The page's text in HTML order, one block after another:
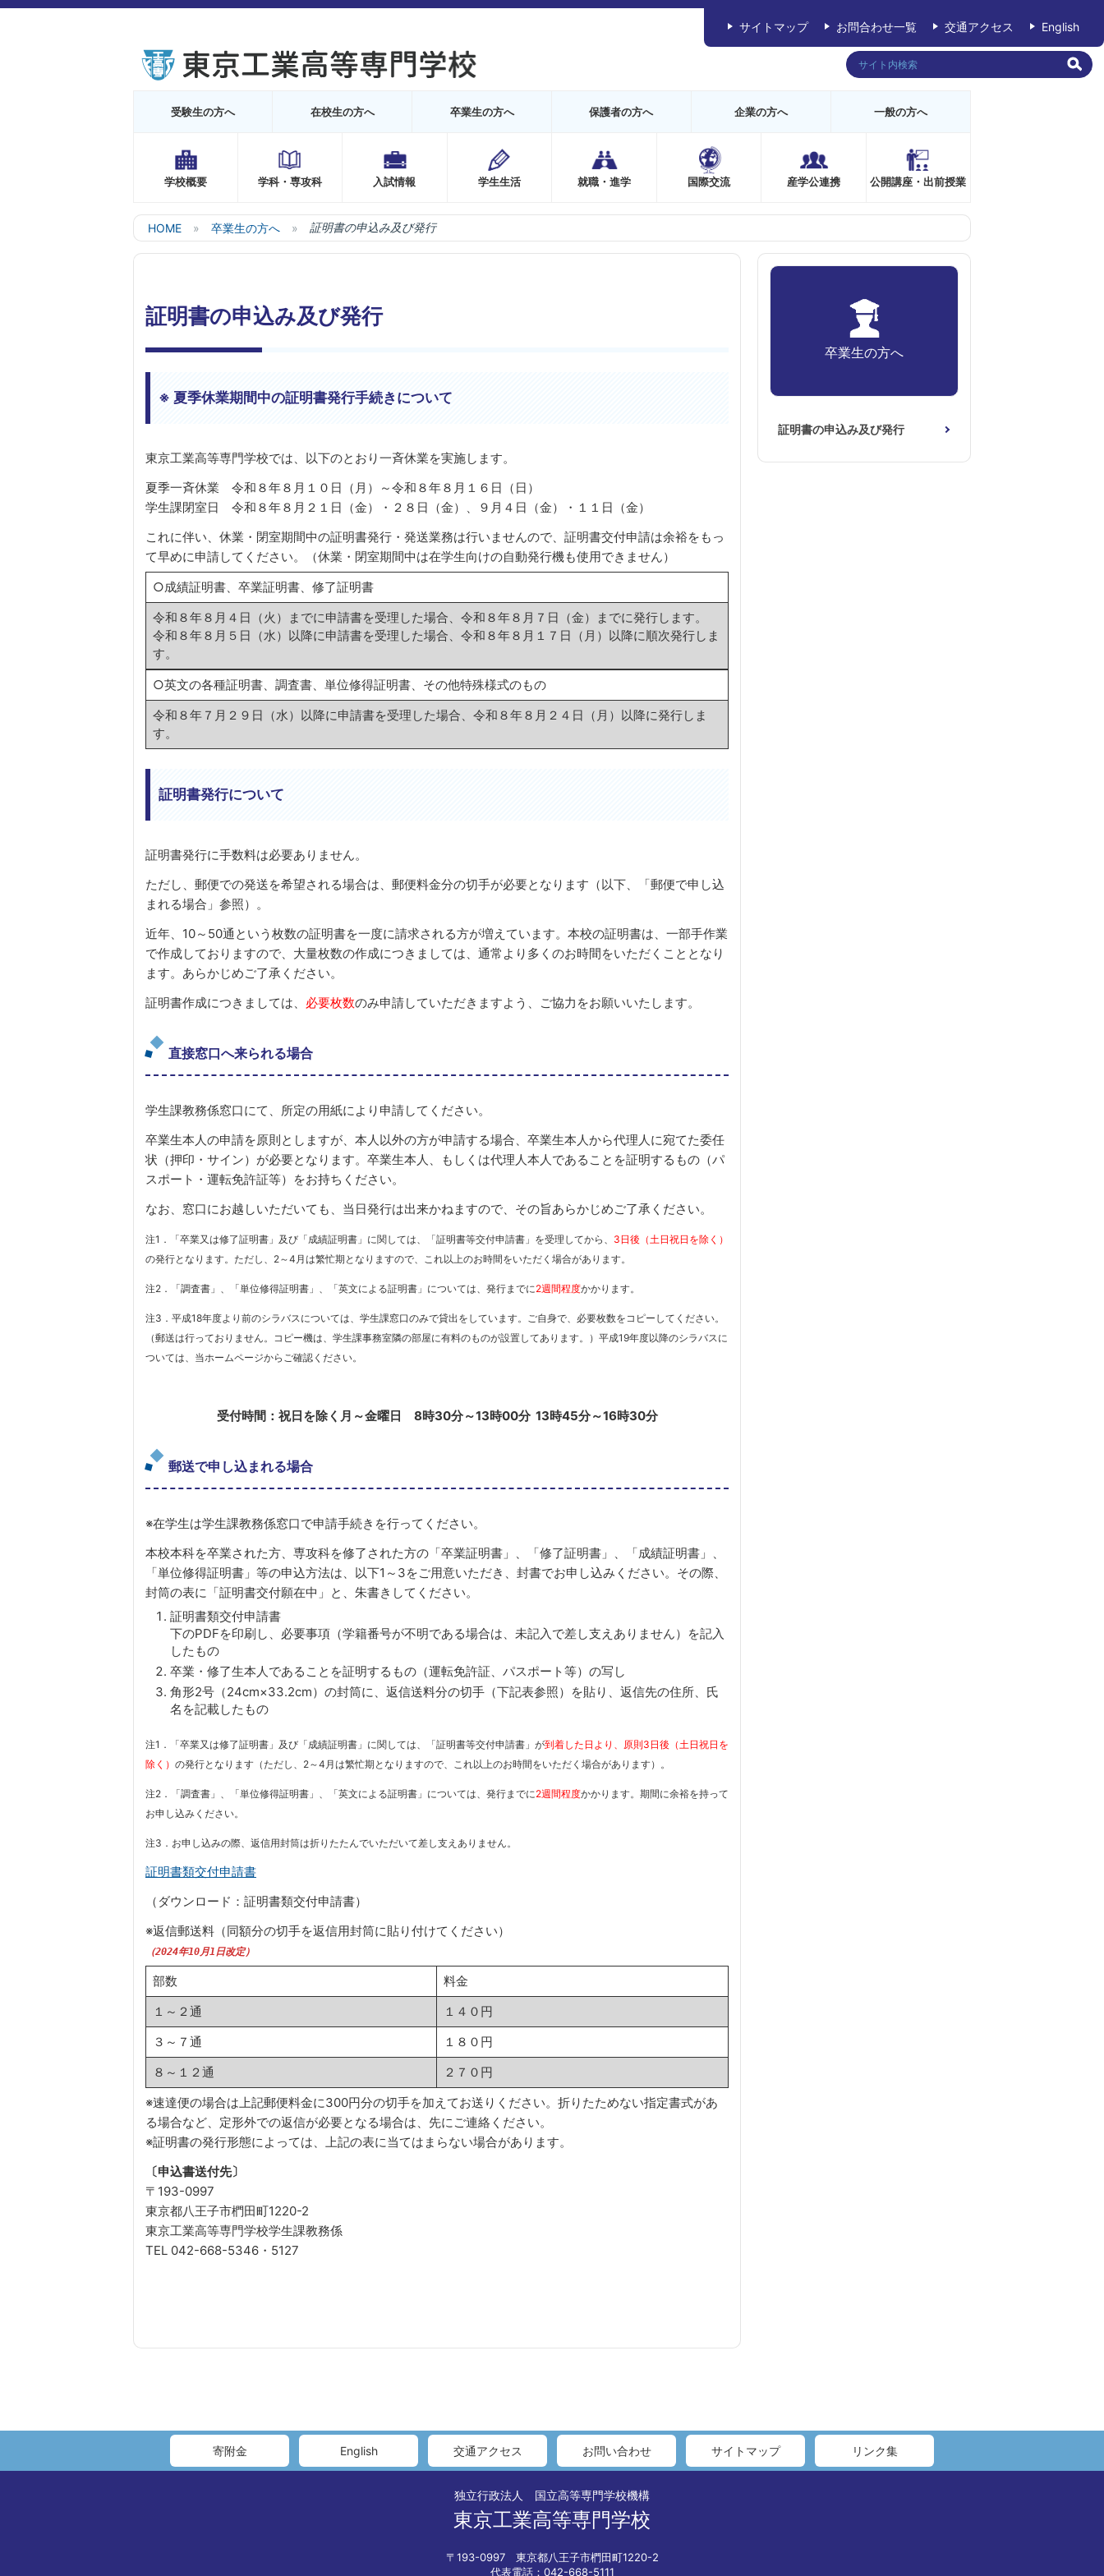
受験生の方へ 在校生の方へ 卒業生の方へ 保護者の方へ 企業の方へ 一般の方へ
学校概要 学科・専攻科 入試情報 学生生活 就職・進学 国際交流 産学公連携 公開講座・出前授業
サイトマップ お問合わせ一覧 交通アクセス English
HOME 卒業生の方へ 証明書の申込み及び発行
証明書の申込み及び発行
※ 夏季休業期間中の証明書発行手続きについて
東京工業高等専門学校では、以下のとおり一斉休業を実施します。
夏季一斉休業 令和８年８月１０日（月）～令和８年８月１６日（日）
学生課閉室日 令和８年８月２１日（金）・２８日（金）、９月４日（金）・１１日（金）
これに伴い、休業・閉室期間中の証明書発行・発送業務は行いませんので、証明書交付申請は余裕をもっ
て早めに申請してください。（休業・閉室期間中は在学生向けの自動発行機も使用できません）
○成績証明書、卒業証明書、修了証明書
令和８年８月４日（火）までに申請書を受理した場合、令和８年８月７日（金）までに発行します。
令和８年８月５日（水）以降に申請書を受理した場合、令和８年８月１７日（月）以降に順次発行しま
す。
○英文の各種証明書、調査書、単位修得証明書、その他特殊様式のもの
令和８年７月２９日（水）以降に申請書を受理した場合、令和８年８月２４日（月）以降に発行しま
す。
証明書発行について
証明書発行に手数料は必要ありません。
ただし、郵便での発送を希望される場合は、郵便料金分の切手が必要となります（以下、「郵便で申し込
まれる場合」参照）。
近年、10～50通という枚数の証明書を一度に請求される方が増えています。本校の証明書は、一部手作業
で作成しておりますので、大量枚数の作成につきましては、通常より多くのお時間をいただくこととなり
ます。あらかじめご了承ください。
証明書作成につきましては、 必要枚数のみ申請していただきますよう、ご協力をお願いいたします。
直接窓口へ来られる場合
学生課教務係窓口にて、所定の用紙により申請してください。
卒業生本人の申請を原則としますが、本人以外の方が申請する場合、卒業生本人から代理人に宛てた委任
状（押印・サイン）が必要となります。卒業生本人、もしくは代理人本人であることを証明するもの（パ
スポート・運転免許証等）をお持ちください。
なお、窓口にお越しいただいても、当日発行は出来かねますので、その旨あらかじめご了承ください。
注1．「卒業又は修了証明書」及び「成績証明書」に関しては、「証明書等交付申請書」を受理してから、 3日後（土日祝日を除く）
の発行となります。ただし、2～4月は繁忙期となりますので、これ以上のお時間をいただく場合があります。
注2．「調査書」、「単位修得証明書」、「英文による証明書」については、発行までに2週間程度かかります。
注3．平成18年度より前のシラバスについては、学生課窓口のみで貸出をしています。ご自身で、必要枚数をコピーしてください。
（郵送は行っておりません。コピー機は、学生課事務室隣の部屋に有料のものが設置してあります。）平成19年度以降のシラバスに
ついては、当ホームページからご確認ください。
受付時間：祝日を除く月～金曜日 8時30分～13時00分 13時45分～16時30分
郵送で申し込まれる場合
※在学生は学生課教務係窓口で申請手続きを行ってください。
本校本科を卒業された方、専攻科を修了された方の「卒業証明書」、「修了証明書」、「成績証明書」、
「単位修得証明書」等の申込方法は、以下1～3をご用意いただき、封書でお申し込みください。その際、
封筒の表に「証明書交付願在中」と、朱書きしてください。
証明書類交付申請書
下のPDFを印刷し、必要事項（学籍番号が不明である場合は、未記入で差し支えありません）を記入
したもの
卒業・修了生本人であることを証明するもの（運転免許証、パスポート等）の写し
角形2号（24cm×33.2cm）の封筒に、返信送料分の切手（下記表参照）を貼り、返信先の住所、氏
名を記載したもの
注1．「卒業又は修了証明書」及び「成績証明書」に関しては、「証明書等交付申請書」が到着した日より、原則3日後（土日祝日を
除く） の発行となります（ただし、2～4月は繁忙期となりますので、これ以上のお時間をいただく場合があります）。
注2．「調査書」、「単位修得証明書」、「英文による証明書」については、発行までに2週間程度かかります。期間に余裕を持って
お申し込みください。
注3．お申し込みの際、返信用封筒は折りたたんでいただいて差し支えありません。
証明書類交付申請書
（ダウンロード：証明書類交付申請書）
※返信郵送料（同額分の切手を返信用封筒に貼り付けてください）
（2024年10月1日改定）
部数
料金
１～２通
１４０円
３～７通
１８０円
８～１２通
２７０円
※速達便の場合は上記郵便料金に300円分の切手を加えてお送りください。折りたためない指定書式があ
る場合など、定形外での返信が必要となる場合は、先にご連絡ください。
※証明書の発行形態によっては、上記の表に当てはまらない場合があります。
〔申込書送付先〕
〒193-0997
東京都八王子市椚田町1220-2
東京工業高等専門学校学生課教務係
TEL 042-668-5346・5127
卒業生の方へ
証明書の申込み及び発行
寄附金 English 交通アクセス お問い合わせ サイトマップ リンク集
独立行政法人 国立高等専門学校機構
東京工業高等専門学校
〒193-0997 東京都八王子市椚田町1220-2
代表電話：042-668-5111